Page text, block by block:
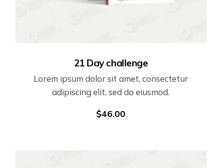
21 Day challenge
Lorem ipsum dolor sit amet, consectetur
adipiscing elit, sed do eiusmod.
$46.00